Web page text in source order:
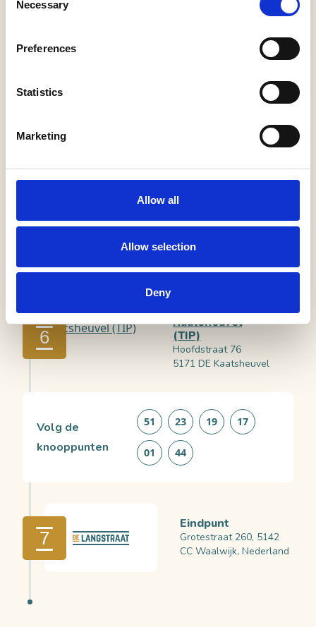
Selection
Necessary
Preferences
Statistics
Marketing
Allow all
Allow selection
Deny
Kapel
Vossenberg
Antoniusstraat 1
5171 DA Kaatsheuvel
6
Kaatsheuvel
(TIP)
Hoofdstraat 76
5171 DE Kaatsheuvel
Volg de
knooppunten
51 23 19 17
01 44
7
Eindpunt
Grotestraat 260, 5142
CC Waalwijk, Nederland